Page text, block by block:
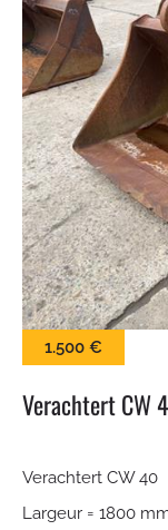
GODET 4 EN 1
GODET A HAUT
BALAI
LAME À NEIGE
PINCES À
GODET À
ATTACHE RAPIDE
1.500 €
Verachtert CW
Verachtert CW 40
Largeur = 1800